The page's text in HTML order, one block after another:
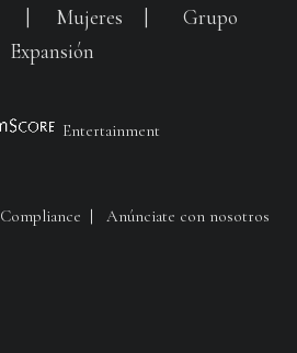
Mujeres
Grupo
Expansión
Entertainment
Compliance | Anúnciate con nosotros